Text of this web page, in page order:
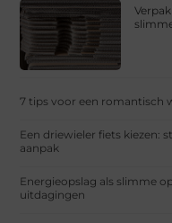
7 tips voor een romantisch
Een driewieler fiets kiezen:
aanpak
Energieopslag als slimme
uitdagingen